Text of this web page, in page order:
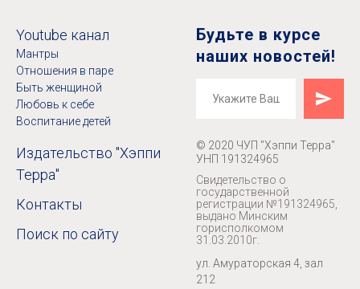
Youtube канал
Мантры
Отношения в паре
Быть женщиной
Любовь к себе
Воспитание детей
Издательство "Хэппи
Терра"
Контакты
Поиск по сайту
Будьте в курсе
наших новостей!
© 2020 ЧУП "Хэппи Терра"
УНП 191324965
Свидетельство о
государственной
регистрации №191324965,
выдано Минским
горисполкомом
31.03.2010г.
ул. Амураторская 4, зал
212